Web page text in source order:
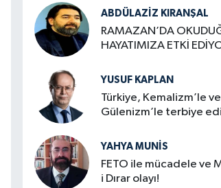
ABDÜLAZIZ KIRANŞAL
RAMAZAN’DA
HAYATIMIZA ETKİ
YUSUF KAPLAN
Türkiye, Kemalizm’le ve
Gülenizm’le terbiye
YAHYA MUNIS
FETO ile mücadele ve
i Dırar olayı!